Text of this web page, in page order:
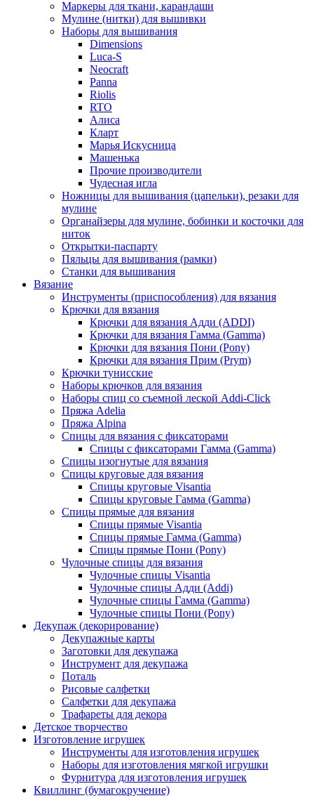
Маркеры для ткани, карандаши
Мулине (нитки) для вышивки
Наборы для вышивания
Dimensions
Luca-S
Neocraft
Panna
Riolis
RTO
Алиса
Кларт
Марья Искусница
Машенька
Прочие производители
Чудесная игла
Ножницы для вышивания (цапельки), резаки для
мулине
Органайзеры для мулине, бобинки и косточки для
ниток
Открытки-паспарту
Пяльцы для вышивания (рамки)
Станки для вышивания
Вязание
Инструменты (приспособления) для вязания
Крючки для вязания
Крючки для вязания Адди (ADDI)
Крючки для вязания Гамма (Gamma)
Крючки для вязания Пони (Pony)
Крючки для вязания Прим (Prym)
Крючки тунисские
Наборы крючков для вязания
Наборы спиц со съемной леской Addi-Click
Пряжа Adelia
Пряжа Alpina
Спицы для вязания с фиксаторами
Спицы с фиксаторами Гамма (Gamma)
Спицы изогнутые для вязания
Спицы круговые для вязания
Спицы круговые Visantia
Спицы круговые Гамма (Gamma)
Спицы прямые для вязания
Спицы прямые Visantia
Спицы прямые Гамма (Gamma)
Спицы прямые Пони (Pony)
Чулочные спицы для вязания
Чулочные спицы Visantia
Чулочные спицы Адди (Addi)
Чулочные спицы Гамма (Gamma)
Чулочные спицы Пони (Pony)
Декупаж (декорирование)
Декупажные карты
Заготовки для декупажа
Инструмент для декупажа
Поталь
Рисовые салфетки
Салфетки для декупажа
Трафареты для декора
Детское творчество
Изготовление игрушек
Инструменты для изготовления игрушек
Наборы для изготовления мягкой игрушки
Фурнитура для изготовления игрушек
Квиллинг (бумагокручение)